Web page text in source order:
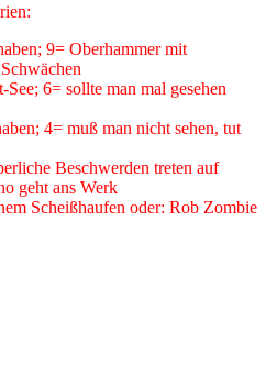
9= Oberhammer mit
6= sollte man mal gesehen
4= muß man nicht sehen, tut
Beschwerden treten auf
geht ans Werk
Scheißhaufen oder: Rob Zombie